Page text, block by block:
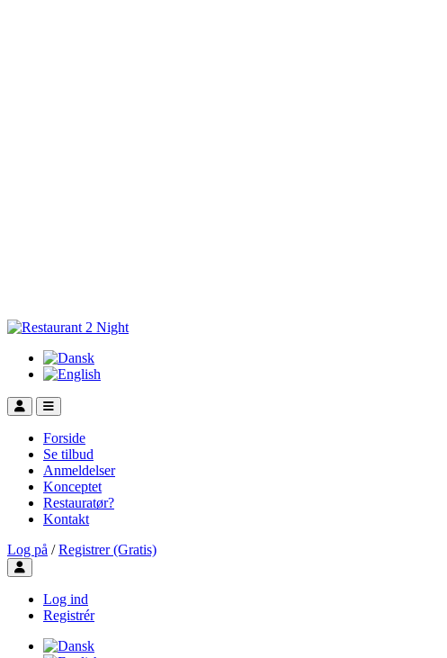
Forside
Se tilbud
Anmeldelser
Konceptet
Restauratør?
Kontakt
Log på / Registrer (Gratis)
Toggle user menu
Log ind
Registrér